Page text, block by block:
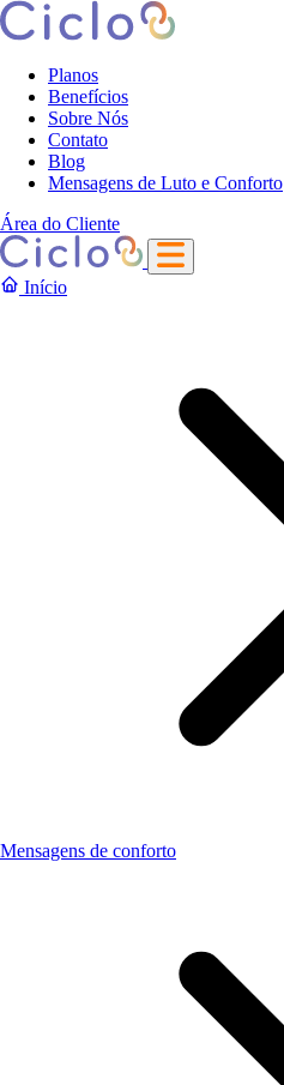
Planos
Benefícios
Sobre Nós
Contato
Blog
Mensagens de Luto e Conforto
Área do Cliente
Início
Mensagens de conforto